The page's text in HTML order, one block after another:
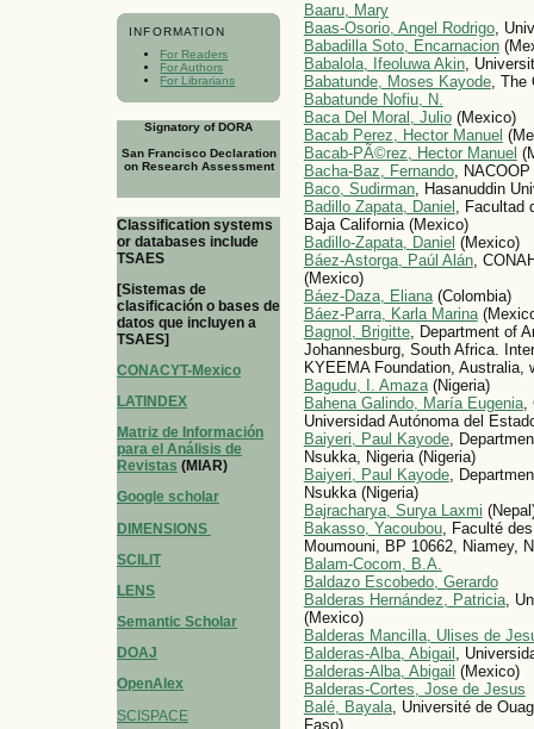
INFORMATION
For Readers
For Authors
For Librarians
Signatory of DORA
San Francisco Declaration
on Research Assessment
Classification systems
or databases include
TSAES
[Sistemas de
clasificación o bases de
datos que incluyen a
TSAES]
CONACYT-Mexico
LATINDEX
Matriz de Información
para el Análisis de
Revistas (MIAR)
Google scholar
DIMENSIONS
SCILIT
LENS
Semantic Scholar
DOAJ
OpenAlex
SCISPACE
Baaru, Mary
Baas-Osorio, Angel Rodrigo,
Babadilla Soto, Encarnacion
Babalola, Ifeoluwa Akin,
Babatunde, Moses Kayode, The
Babatunde Nofiu, N.
Baca Del Moral, Julio(Mexico)
Bacab Perez, Hector Manuel
Bacab-PÃ©rez, Hector Manuel
Bacha-Baz, Fernando, NACOOP
Baco, Sudirman, Hasanuddin
Badillo Zapata, Daniel , Facultad
Baja California (Mexico)
Badillo-Zapata, Daniel (Mexico)
Báez-Astorga, Paúl Alán,
(Mexico)
Báez-Daza, Eliana(Colombia)
Báez-Parra, Karla Marina
Bagnol, Brigitte, Department of
Johannesburg, South Africa.
KYEEMA Foundation, Australia,
Bagudu, I. Amaza(Nigeria)
Bahena Galindo, María Eugenia,
Universidad Autónoma del
Baiyeri, Paul Kayode,
Nsukka, Nigeria (Nigeria)
Baiyeri, Paul Kayode,
Nsukka (Nigeria)
Bajracharya, Surya Laxmi
Bakasso, Yacoubou, Faculté
Moumouni, BP 10662, Niamey,
Balam-Cocom, B.A.
Baldazo Escobedo, Gerardo
Balderas Hernández, Patricia,
(Mexico)
Balderas Mancilla, Ulises de
Balderas-Alba, Abigail ,
Balderas-Alba, Abigail (Mexico)
Balderas-Cortes, Jose de Jesus
Balé, Bayala, Université de
Faso)